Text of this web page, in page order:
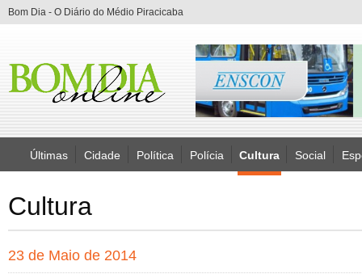
Bom Dia - O Diário do Médio Piracicaba
Últimas Cidade Política Polícia Cultura Social
Cultura
23 de Maio de 2014